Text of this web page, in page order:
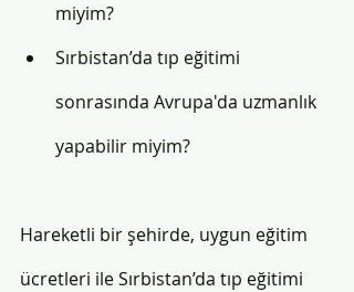
miyim?
Sırbistan’da tıp eğitimi
sonrasında Avrupa'da uzmanlık
yapabilir miyim?
Hareketli bir şehirde, uygun eğitim
ücretleri ile Sırbistan’da tıp eğitimi